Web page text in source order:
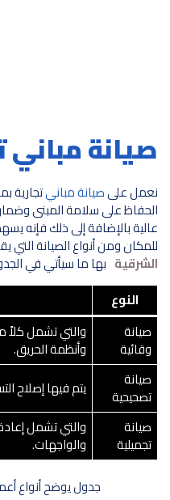
صيانة مباني
نعمل علىصيانة مباني
الحفاظ على سلامة المبنى
عالية بالإضافة إلى ذلك فإنه
للمكان ومن أنواع الصيانة التي
الشرقية بها ما سيأتي في
النوع
صيانة
وقائية
والتي تشمل كلاً
وأنظمة الحريق.
صيانة
تصحيحية
يتم فيها إصلاح
صيانة
تجميلية
والتي تشمل
والواجهات.
جدول يوضح أنواع